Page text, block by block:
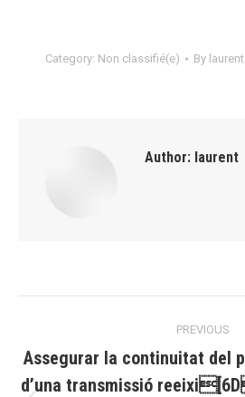
Category: Non classifié(e) By laurent
Author: laurent
navigation
PREVIOUS
Assegurar la continuitat del
d’una transmissió